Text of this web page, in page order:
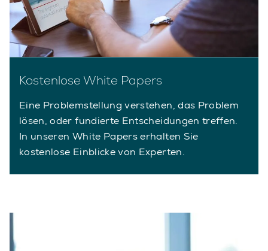
Kostenlose White Papers
Eine Problemstellung verstehen, das Problem
lösen, oder fundierte Entscheidungen treffen.
In unseren White Papers erhalten Sie
kostenlose Einblicke von Experten.